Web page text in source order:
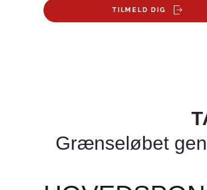
TILMELD DIG
Grænseløbet